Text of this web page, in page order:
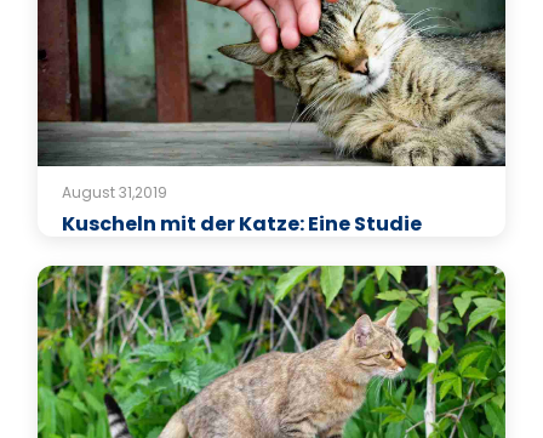
August 31,2019
Kuscheln mit der Katze: Eine Studie